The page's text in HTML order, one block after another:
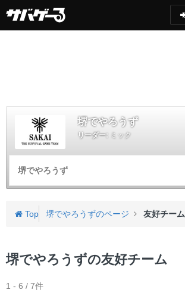
堺でやろうず
リーダー: ミック
堺でやろうず
Top 堺でやろうずのページ 友好チーム
堺でやろうずの友好チーム
1 - 6 / 7件